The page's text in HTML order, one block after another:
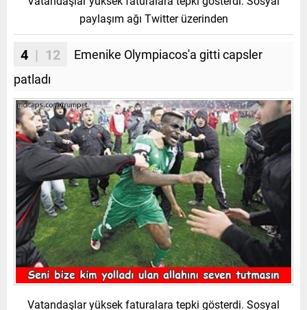
paylaşım ağı Twitter üzerinden
4 | 12
Emenike Olympiacos'a gitti capsler
patladı
Vatandaşlar yüksek faturalara tepki gösterdi. Sosyal